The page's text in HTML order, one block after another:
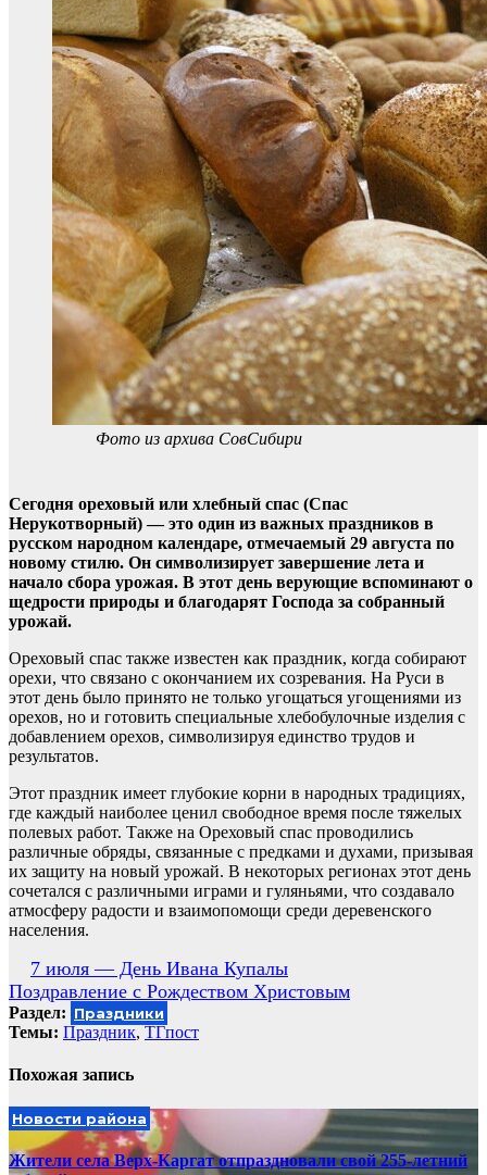
Фото из архива СовСибири
Сегодня ореховый или хлебный спас (Спас
Нерукотворный) — это один из важных праздников в
русском народном календаре, отмечаемый 29 августа по
новому стилю. Он символизирует завершение лета и
начало сбора урожая. В этот день верующие вспоминают о
щедрости природы и благодарят Господа за собранный
урожай.
Ореховый спас также известен как праздник, когда собирают
орехи, что связано с окончанием их созревания. На Руси в
этот день было принято не только угощаться угощениями из
орехов, но и готовить специальные хлебобулочные изделия с
добавлением орехов, символизируя единство трудов и
результатов.
Этот праздник имеет глубокие корни в народных традициях,
где каждый наиболее ценил свободное время после тяжелых
полевых работ. Также на Ореховый спас проводились
различные обряды, связанные с предками и духами, призывая
их защиту на новый урожай. В некоторых регионах этот день
сочетался с различными играми и гуляньями, что создавало
атмосферу радости и взаимопомощи среди деревенского
населения.
Навигация
по
записям
7 июля — День Ивана Купалы
Поздравление с Рождеством Христовым
Раздел: Праздники
Темы: Праздник, ТГпост
Похожая запись
Новости района
Жители села Верх-Каргат отпраздновали свой 255-летний